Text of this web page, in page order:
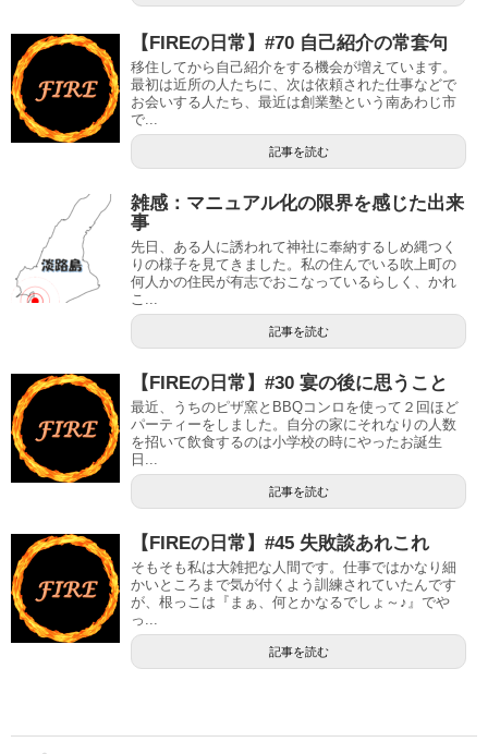
【FIREの日常】#70 自己紹介の常套句
移住してから自己紹介をする機会が増えています。
最初は近所の人たちに、次は依頼された仕事などで
お会いする人たち、最近は創業塾という南あわじ市
で...
記事を読む
雑感：マニュアル化の限界を感じた出来
事
先日、ある人に誘われて神社に奉納するしめ縄つく
りの様子を見てきました。私の住んでいる吹上町の
何人かの住民が有志でおこなっているらしく、かれ
こ...
記事を読む
【FIREの日常】#30 宴の後に思うこと
最近、うちのピザ窯とBBQコンロを使って２回ほど
パーティーをしました。自分の家にそれなりの人数
を招いて飲食するのは小学校の時にやったお誕生
日...
記事を読む
【FIREの日常】#45 失敗談あれこれ
そもそも私は大雑把な人間です。仕事ではかなり細
かいところまで気が付くよう訓練されていたんです
が、根っこは『まぁ、何とかなるでしょ～♪』でや
っ...
記事を読む